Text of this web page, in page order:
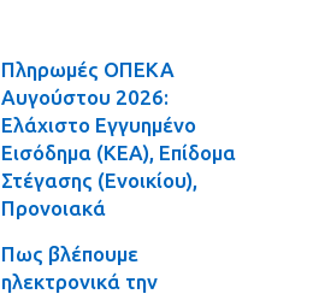
Πληρωμές ΟΠΕΚΑ
Αυγούστου 2026:
Ελάχιστο Εγγυημένο
Εισόδημα (ΚΕΑ), Επίδομα
Στέγασης (Ενοικίου),
Προνοιακά
Πως βλέπουμε
ηλεκτρονικά την